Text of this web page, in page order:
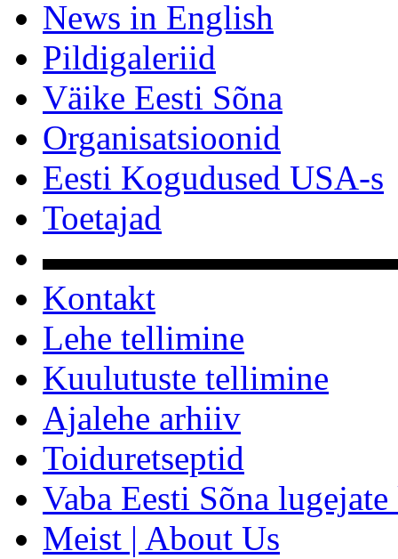
News in English
Pildigaleriid
Väike Eesti Sõna
Organisatsioonid
Eesti Kogudused USA-s
Toetajad
Kontakt
Lehe tellimine
Kuulutuste tellimine
Ajalehe arhiiv
Toiduretseptid
Vaba Eesti Sõna
Meist | About Us